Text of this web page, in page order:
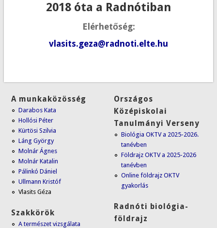
2018 óta a Radnótiban
Elérhetőség:
vlasits.geza@radnoti.elte.hu
A munkaközösség
Darabos Kata
Hollósi Péter
Kürtösi Szilvia
Láng György
Molnár Ágnes
Molnár Katalin
Pálinkó Dániel
Ullmann Kristóf
Vlasits Géza
Szakkörök
A természet vizsgálata
Országos
Középiskolai
Tanulmányi Verseny
Biológia OKTV a 2025-2026.
tanévben
Földrajz OKTV a 2025-2026
tanévben
Online földrajz OKTV
gyakorlás
Radnóti biológia-
földrajz